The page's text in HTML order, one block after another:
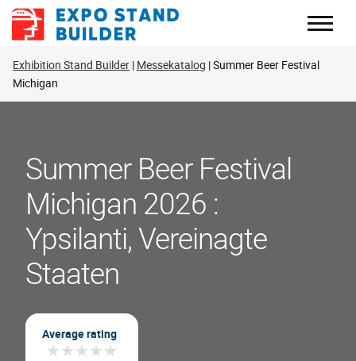
Zum
Inhalt
Exhibition Stand Builder Messekatalog Summer Beer Festival
Michigan
Summer Beer Festival
Michigan 2026 :
Ypsilanti, Vereinagte
Staaten
Average rating
★★★★★
★★★★★